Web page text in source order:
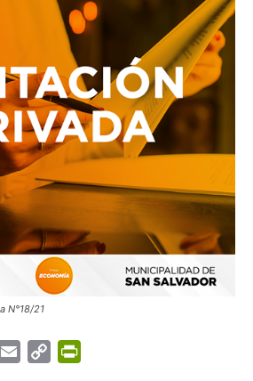
N°18/21
Email Copy